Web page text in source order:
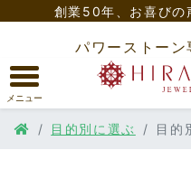
創業50年、 お喜びの
パワーストーン
目的別に選ぶ 目的